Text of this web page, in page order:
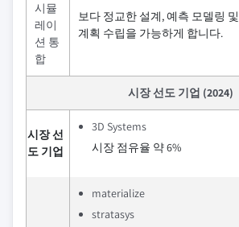
시뮬
레이
션 통
합
보다 정교한 설계, 예측 모델링
계획 수립을 가능하게 합니다.
시장 선도 기업 (2024)
시장 선
도 기업
3D Systems
시장 점유율 약 6%
materialize
stratasys